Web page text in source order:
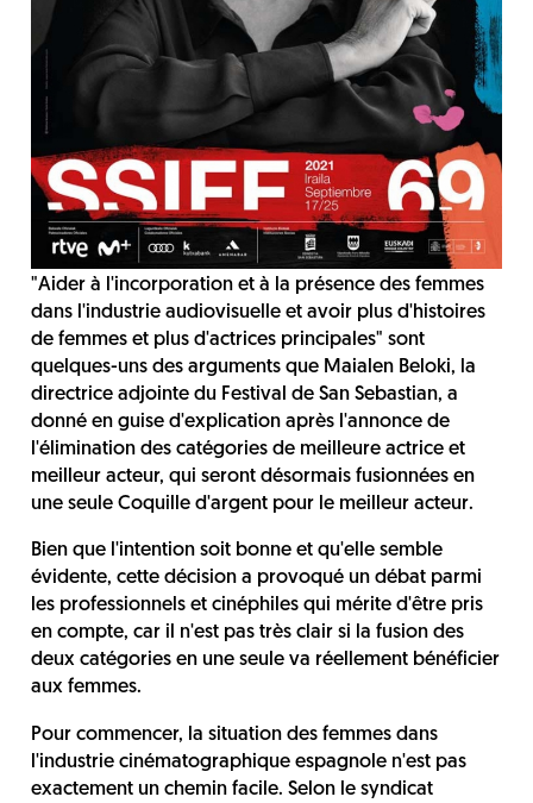
"Aider à l'incorporation et à la présence des femmes
dans l'industrie audiovisuelle et avoir plus d'histoires
de femmes et plus d'actrices principales" sont
quelques-uns des arguments que Maialen Beloki, la
directrice adjointe du Festival de San Sebastian, a
donné en guise d'explication après l'annonce de
l'élimination des catégories de meilleure actrice et
meilleur acteur, qui seront désormais fusionnées en
une seule Coquille d'argent pour le meilleur acteur.
Bien que l'intention soit bonne et qu'elle semble
évidente, cette décision a provoqué un débat parmi
les professionnels et cinéphiles qui mérite d'être pris
en compte, car il n'est pas très clair si la fusion des
deux catégories en une seule va réellement bénéficier
aux femmes.
Pour commencer, la situation des femmes dans
l'industrie cinématographique espagnole n'est pas
exactement un chemin facile. Selon le syndicat